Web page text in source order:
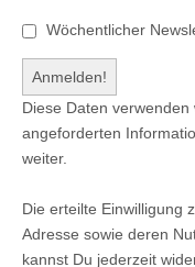
Wöchentlicher
Diese Daten
angeforderten
weiter.
Die erteilte Einwilligung
Adresse sowie deren
kannst Du jederzeit